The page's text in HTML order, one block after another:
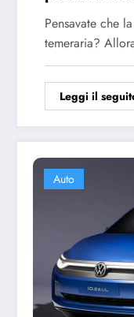
messo
Pensavate che
temeraria?
Leggi il
Auto